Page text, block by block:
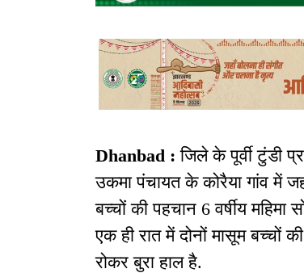
Dhanbad : जिले के पूर्वी टुंडी
उकमा पंचायत के कोरैया गांव में
बच्चों की पहचान 6 वर्षीय
एक ही रात में दोनों मासूम बच्चों
रोकर बुरा हाल है.